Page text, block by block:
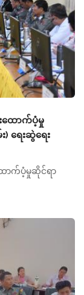
ထောက်ပံ့မှု
ရေးဆွဲရေး
ောက်ပံ့မှုဆိုင်ရာ